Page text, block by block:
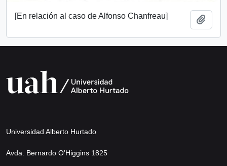
[En relación al caso de Alfonso Chanfreau]
Universidad Alberto Hurtado
Avda. Bernardo O’Higgins 1825